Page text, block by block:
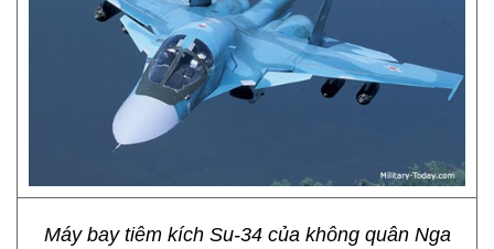
Máy bay tiêm kích Su-34 của không quân Nga